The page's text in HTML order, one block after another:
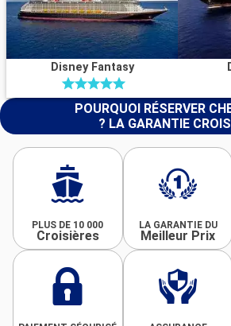
Disney Fantasy
POURQUOI RÉSERVER
? LA GARANTIE
PLUS DE 10 000
Croisières
LA GARANTIE DU
Meilleur Prix